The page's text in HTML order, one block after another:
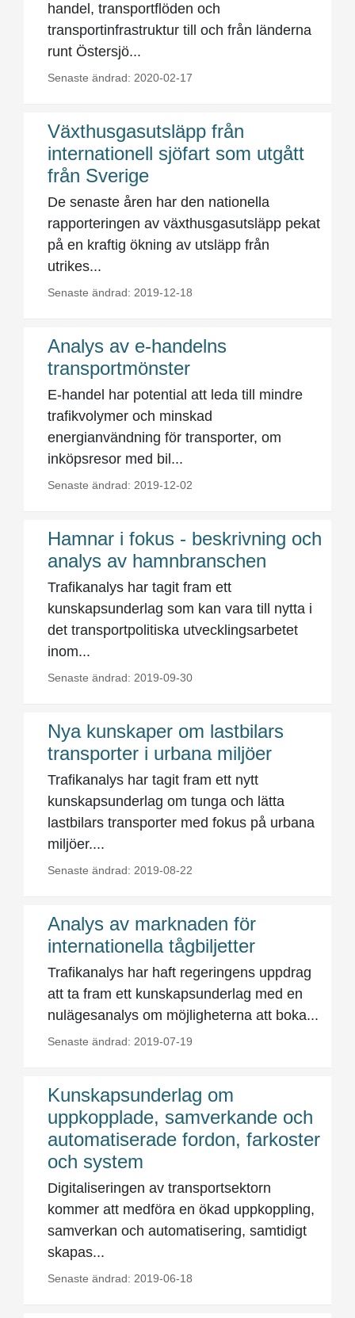
handel, transportflöden och
transportinfrastruktur till och från länderna
runt Östersjö...
Senaste ändrad: 2020-02-17
Växthusgasutsläpp från
internationell sjöfart som utgått
från Sverige
De senaste åren har den nationella
rapporteringen av växthusgasutsläpp pekat
på en kraftig ökning av utsläpp från
utrikes...
Senaste ändrad: 2019-12-18
Analys av e-handelns
transportmönster
E-handel har potential att leda till mindre
trafikvolymer och minskad
energianvändning för transporter, om
inköpsresor med bil...
Senaste ändrad: 2019-12-02
Hamnar i fokus - beskrivning och
analys av hamnbranschen
Trafikanalys har tagit fram ett
kunskapsunderlag som kan vara till nytta i
det transportpolitiska utvecklingsarbetet
inom...
Senaste ändrad: 2019-09-30
Nya kunskaper om lastbilars
transporter i urbana miljöer
Trafikanalys har tagit fram ett nytt
kunskapsunderlag om tunga och lätta
lastbilars transporter med fokus på urbana
miljöer....
Senaste ändrad: 2019-08-22
Analys av marknaden för
internationella tågbiljetter
Trafikanalys har haft regeringens uppdrag
att ta fram ett kunskapsunderlag med en
nulägesanalys om möjligheterna att boka...
Senaste ändrad: 2019-07-19
Kunskapsunderlag om
uppkopplade, samverkande och
automatiserade fordon, farkoster
och system
Digitaliseringen av transportsektorn
kommer att medföra en ökad uppkoppling,
samverkan och automatisering, samtidigt
skapas...
Senaste ändrad: 2019-06-18